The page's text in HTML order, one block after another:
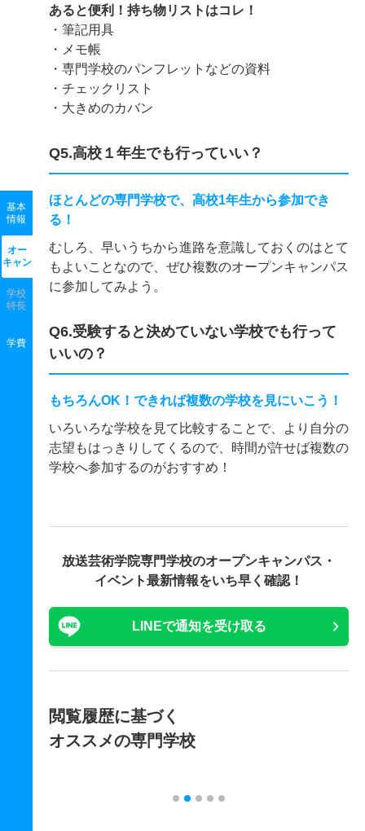
基本
情報
オー
キャン
学校
特長
学費
あると便利！持ち物リストはコレ！
・筆記用具
・メモ帳
・専門学校のパンフレットなどの資料
・チェックリスト
・大きめのカバン
Q5.高校１年生でも行っていい？
ほとんどの専門学校で、高校1年生から参加でき
る！
むしろ、早いうちから進路を意識しておくのはとて
もよいことなので、ぜひ複数のオープンキャンパス
に参加してみよう。
Q6.受験すると決めていない学校でも行って
いいの？
もちろんOK！できれば複数の学校を見にいこう！
いろいろな学校を見て比較することで、より自分の
志望もはっきりしてくるので、時間が許せば複数の
学校へ参加するのがおすすめ！
放送芸術学院専門学校のオープンキャンパス・
イベント最新情報をいち早く確認！
LINEで通知を受け取る
閲覧履歴に基づく
オススメの専門学校